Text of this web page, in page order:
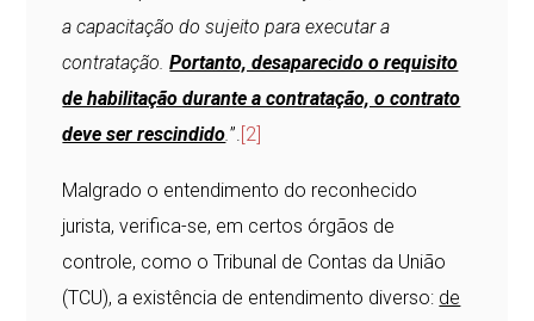
a capacitação do sujeito para executar a
contratação.Portanto, desaparecido o requisito
de habilitação durante a contratação, o contrato
deve ser rescindido.”. [2]
Malgrado o entendimento do reconhecido
jurista, verifica-se, em certos órgãos de
controle, como o Tribunal de Contas da União
(TCU), a existência de entendimento diverso: de